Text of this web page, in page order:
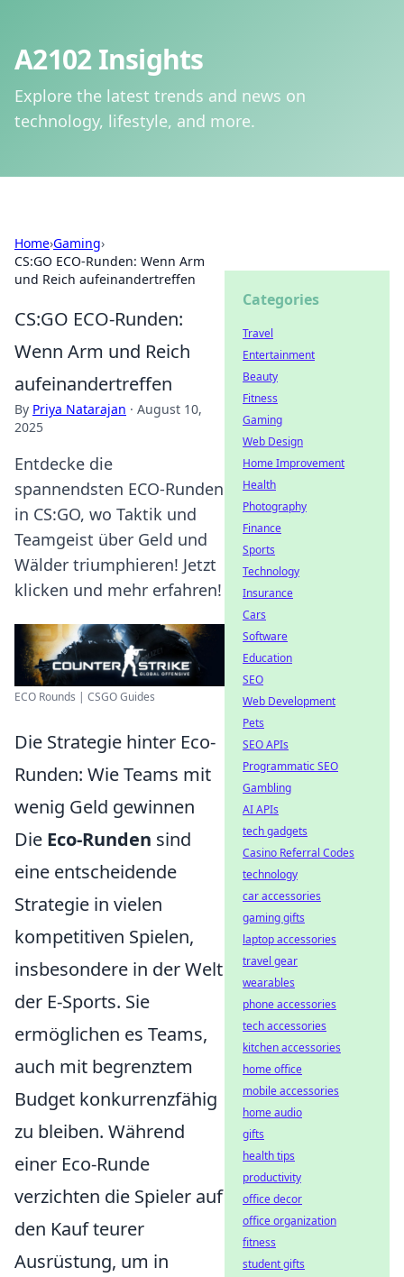
A2102 Insights
Explore the latest trends and news on
technology, lifestyle, and more.
Home›Gaming›
CS:GO ECO-Runden: Wenn Arm
und Reich aufeinandertreffen
CS:GO ECO-Runden:
Wenn Arm und Reich
aufeinandertreffen
By Priya Natarajan · August 10,
2025
Entdecke die
spannendsten ECO-Runden
in CS:GO, wo Taktik und
Teamgeist über Geld und
Wälder triumphieren! Jetzt
klicken und mehr erfahren!
ECO Rounds | CSGO Guides
Die Strategie hinter Eco-
Runden: Wie Teams mit
wenig Geld gewinnen
Die Eco-Runden sind
eine entscheidende
Strategie in vielen
kompetitiven Spielen,
insbesondere in der Welt
der E-Sports. Sie
ermöglichen es Teams,
auch mit begrenztem
Budget konkurrenzfähig
zu bleiben. Während
einer Eco-Runde
verzichten die Spieler auf
den Kauf teurer
Ausrüstung, um in
Categories
Travel
Entertainment
Beauty
Fitness
Gaming
Web Design
Home Improvement
Health
Photography
Finance
Sports
Technology
Insurance
Cars
Software
Education
SEO
Web Development
Pets
SEO APIs
Programmatic SEO
Gambling
AI APIs
tech gadgets
Casino Referral Codes
technology
car accessories
gaming gifts
laptop accessories
travel gear
wearables
phone accessories
tech accessories
kitchen accessories
home office
mobile accessories
home audio
gifts
health tips
productivity
office decor
office organization
fitness
student gifts